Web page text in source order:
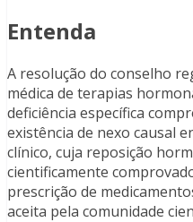
Entenda
A resolução do conselho
médica de terapias
deficiência específica
existência de nexo causal
clínico, cuja reposição
cientificamente
prescrição de
aceita pela comunidade